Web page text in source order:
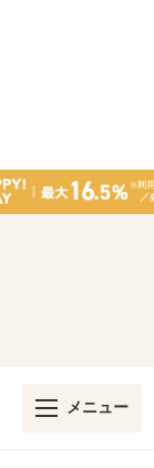
メニュー